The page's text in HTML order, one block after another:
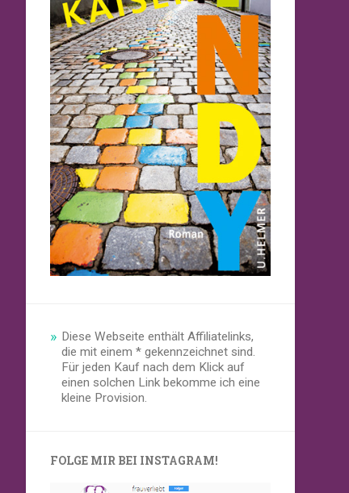
Diese Webseite enthält Affiliatelinks,
die mit einem * gekennzeichnet sind.
Für jeden Kauf nach dem Klick auf
einen solchen Link bekomme ich eine
kleine Provision.
FOLGE MIR BEI INSTAGRAM!